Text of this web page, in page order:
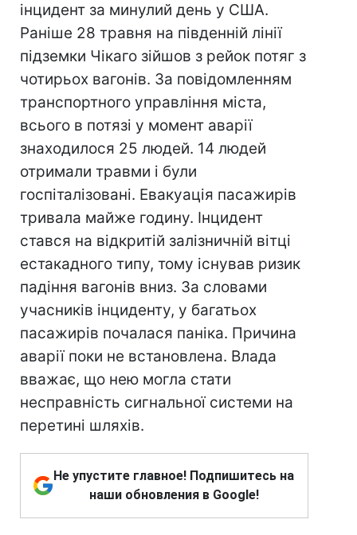
інцидент за минулий день у США.
Раніше 28 травня на південній лінії
підземки Чікаго зійшов з рейок потяг з
чотирьох вагонів. За повідомленням
транспортного управління міста,
всього в потязі у момент аварії
знаходилося 25 людей. 14 людей
отримали травми і були
госпіталізовані. Евакуація пасажирів
тривала майже годину. Інцидент
стався на відкритій залізничній вітці
естакадного типу, тому існував ризик
падіння вагонів вниз. За словами
учасників інциденту, у багатьох
пасажирів почалася паніка. Причина
аварії поки не встановлена. Влада
вважає, що нею могла стати
несправність сигнальної системи на
перетині шляхів.
Не упустите главное! Подпишитесь на
наши обновления в Google!